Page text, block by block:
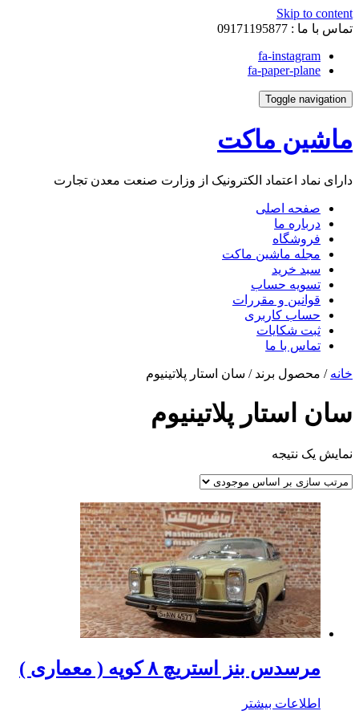
Skip to content
تماس با ما : 09171195877
fa-instagram
fa-paper-plane
Toggle navigation
ماشین ماکت
دارای نماد اعتماد الکترونیک از وزارت صنعت معدن تجارت
صفحه اصلی
درباره ما
فروشگاه
مجله ماشین ماکت
سبد خرید
تسویه حساب
قوانین و مقررات
حساب کاربری
ثبت شکایات
تماس با ما
خانه / محصول برند / سان استار پلاتینیوم
سان استار پلاتینیوم
نمایش یک نتیجه
مرسدس بنز استریچ ۸ کوپه ( معماری )
اطلاعات بیشتر